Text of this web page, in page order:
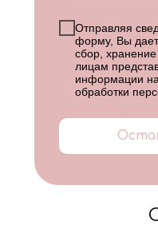
Отправляя
форму, Вы
сбор,
лицам
информации
обработки